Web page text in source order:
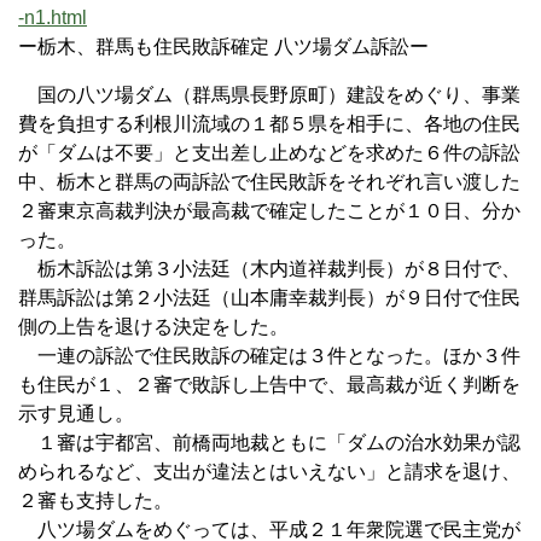
-n1.html
ー栃木、群馬も住民敗訴確定 八ツ場ダム訴訟ー
国の八ツ場ダム（群馬県長野原町）建設をめぐり、事業
費を負担する利根川流域の１都５県を相手に、各地の住民
が「ダムは不要」と支出差し止めなどを求めた６件の訴訟
中、栃木と群馬の両訴訟で住民敗訴をそれぞれ言い渡した
２審東京高裁判決が最高裁で確定したことが１０日、分か
った。
栃木訴訟は第３小法廷（木内道祥裁判長）が８日付で、
群馬訴訟は第２小法廷（山本庸幸裁判長）が９日付で住民
側の上告を退ける決定をした。
一連の訴訟で住民敗訴の確定は３件となった。ほか３件
も住民が１、２審で敗訴し上告中で、最高裁が近く判断を
示す見通し。
１審は宇都宮、前橋両地裁ともに「ダムの治水効果が認
められるなど、支出が違法とはいえない」と請求を退け、
２審も支持した。
八ツ場ダムをめぐっては、平成２１年衆院選で民主党が